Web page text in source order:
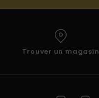
Trouver un magasin